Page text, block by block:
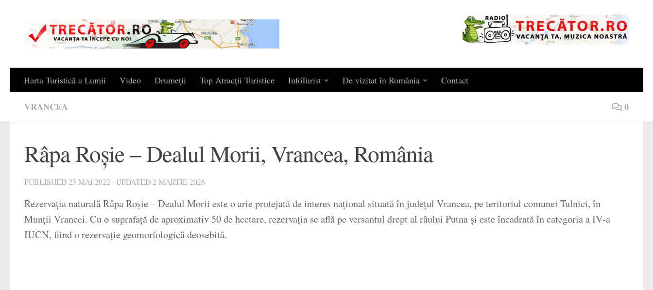
Harta Turistică a Lumii Video Drumeții Top Atracții Turistice InfoTurist De vizitat în România Contact
VRANCEA 0
Râpa Roșie – Dealul Morii, Vrancea, România
PUBLISHED25 MAI 2022 · UPDATED2 MARTIE 2026
Rezervația naturală Râpa Roșie – Dealul Morii este o arie protejată de interes național situată în județul Vrancea, pe teritoriul comunei Tulnici, în
Munții Vrancei. Cu o suprafață de aproximativ 50 de hectare, rezervația se află pe versantul drept al râului Putna și este încadrată în categoria a IV-a
IUCN, fiind o rezervație geomorfologică deosebită.